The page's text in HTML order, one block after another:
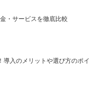
・サービスを徹底比較
導入のメリットや選び方のポイ